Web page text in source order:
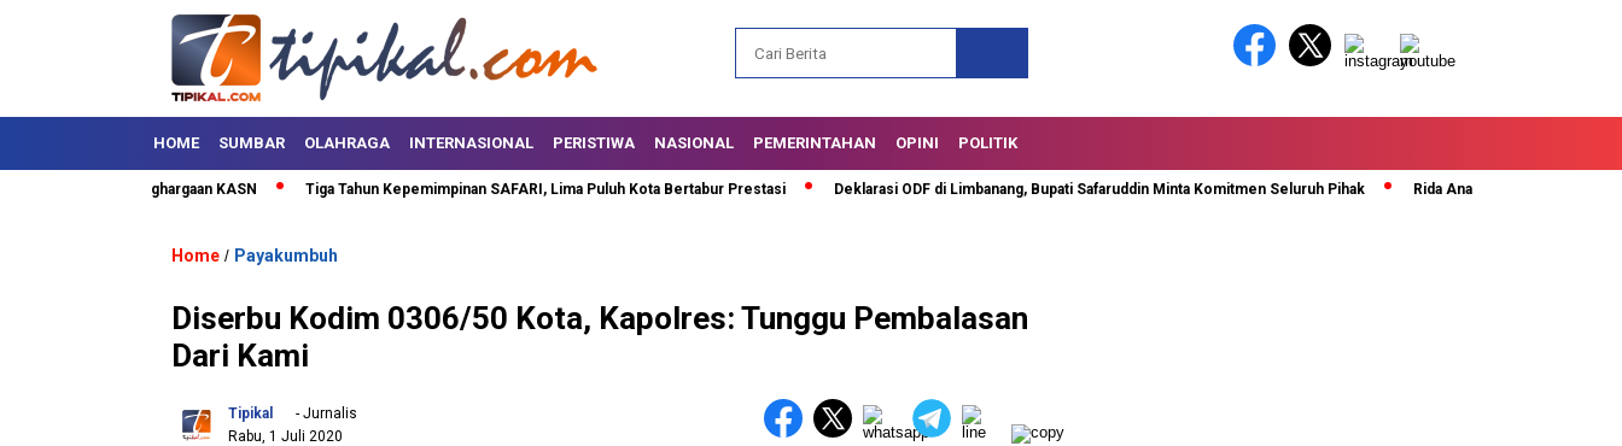
HOME SUMBAR OLAHRAGA INTERNASIONAL PERISTIWA NASIONAL PEMERINTAHAN OPINI POLITIK
Terima Penghargaan KASN Tiga Tahun Kepemimpinan SAFARI, Lima Puluh Kota Bertabur Prestasi Deklarasi ODF di Limbanang, Bupati Safaruddin Minta Komitmen Seluruh Pihak Rida Ananda Di Kukuhkan Sebagai
Home / Payakumbuh
Diserbu Kodim 0306/50 Kota, Kapolres: Tunggu Pembalasan
Dari Kami
Tipikal
- Jurnalis
Rabu, 1 Juli 2020